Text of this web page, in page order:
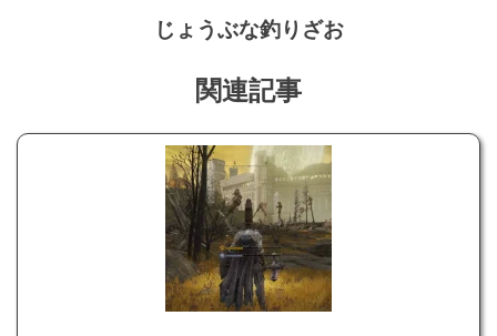
じょうぶな釣りざお
関連記事